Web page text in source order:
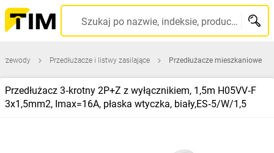
Szukaj po nazwie, indeksie, producencie, kodzie kreskowym...
Przedłużacze i listwy zasilające Przedłużacze mieszkaniowe
Przedłużacz 3‑krotny 2P+Z z wyłącznikiem, 1,5m H05VV‑F
3x1,5mm2, Imax=16A, płaska wtyczka, biały,ES‑5/W/1,5